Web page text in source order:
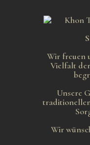
Wir freuen
Vielfalt
Unsere
Wir